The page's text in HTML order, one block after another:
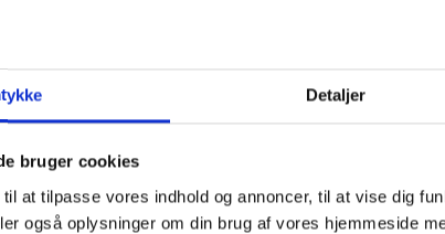
Detaljer
bruger cookies
at tilpasse vores indhold og annoncer, til at vise dig
også oplysninger om din brug af vores hjemmeside
grå og sort
Guld lommeur sølv
defekte 2
2 1